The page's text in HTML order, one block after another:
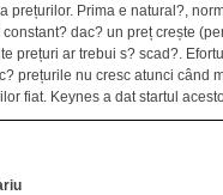
prețurilor. Prima e natural?,
dac? un preț crește
prețuri ar trebui s? scad?.
prețurile nu cresc atunci când
fiat. Keynes a dat startul